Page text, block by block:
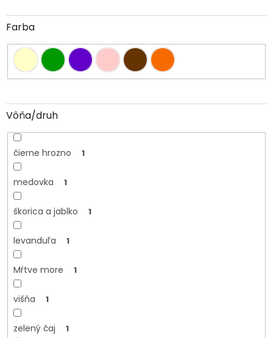
Farba
Vôňa/druh
čierne hrozno 1
medovka 1
škorica a jablko 1
levanduľa 1
Mŕtve more 1
višňa 1
zelený čaj 1